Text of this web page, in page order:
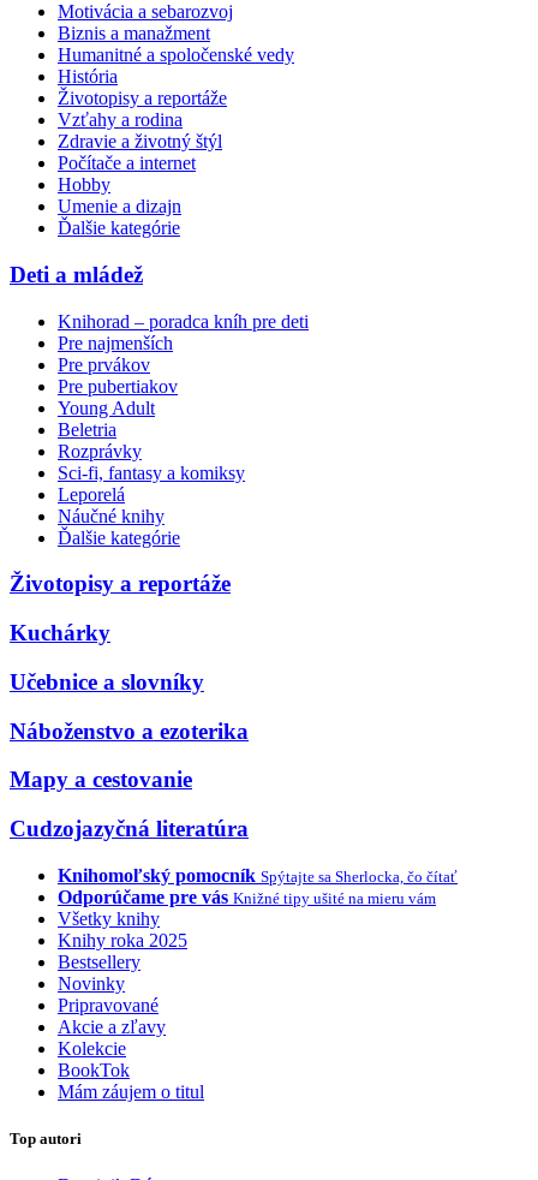
Motivácia a sebarozvoj
Biznis a manažment
Humanitné a spoločenské vedy
História
Životopisy a reportáže
Vzťahy a rodina
Zdravie a životný štýl
Počítače a internet
Hobby
Umenie a dizajn
Ďalšie kategórie
Deti a mládež
Knihorad – poradca kníh pre deti
Pre najmenších
Pre prvákov
Pre pubertiakov
Young Adult
Beletria
Rozprávky
Sci-fi, fantasy a komiksy
Leporelá
Náučné knihy
Ďalšie kategórie
Životopisy a reportáže
Kuchárky
Učebnice a slovníky
Náboženstvo a ezoterika
Mapy a cestovanie
Cudzojazyčná literatúra
Knihomoľský pomocník Spýtajte sa Sherlocka, čo čítať
Odporúčame pre vás Knižné tipy ušité na mieru vám
Všetky knihy
Knihy roka 2025
Bestsellery
Novinky
Pripravované
Akcie a zľavy
Kolekcie
BookTok
Mám záujem o titul
Top autori